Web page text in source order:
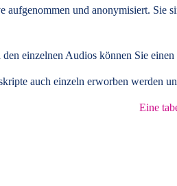
aufgenommen und anonymisiert. Sie
einzelnen Audios können Sie
auch einzeln erworben werden
Eine